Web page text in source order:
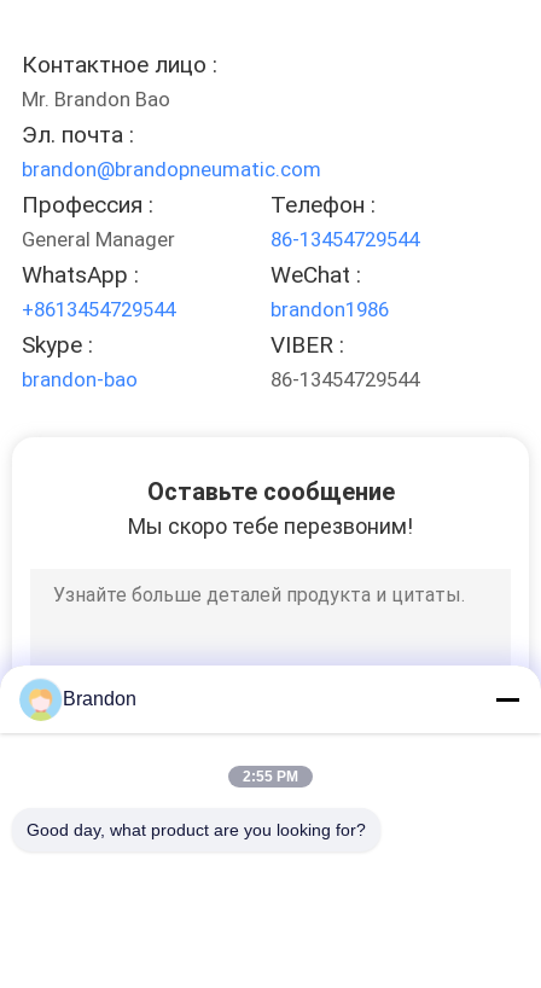
НАМИ
ЗАПРОСИТЕ
ЦИТАТУ
COMPANY
NEWS
КОНФИДЕНЦИАЛЬНОСТИ
Контактное лицо :
Mr. Brandon Bao
Эл. почта :
brandon@brandopneumatic.com
Профессия :
General Manager
Телефон :
86-13454729544
WhatsApp :
+8613454729544
WeChat :
brandon1986
Skype :
brandon-bao
VIBER :
86-13454729544
Оставьте сообщение
Мы скоро тебе перезвоним!
Brandon
2:55 PM
Good day, what product are you looking for?